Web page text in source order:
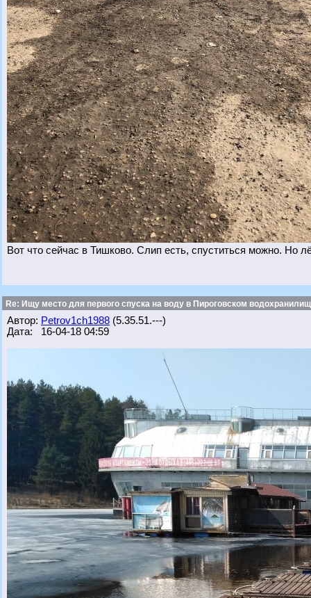
Вот что сейчас в Тишково. Слип есть, спуститься можно. Но
Re: Ищу место для первого спуска на воду в Пироговском
Автор: Petrov1ch1988 (5.35.51.---)
Дата: 16-04-18 04:59